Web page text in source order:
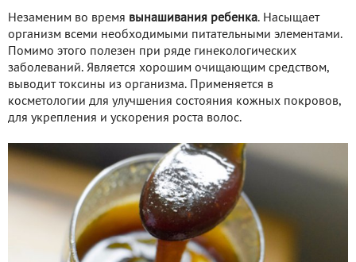
Незаменим во время вынашивания ребенка. Насыщает
организм всеми необходимыми питательными элементами.
Помимо этого полезен при ряде гинекологических
заболеваний. Является хорошим очищающим средством,
выводит токсины из организма. Применяется в
косметологии для улучшения состояния кожных покровов,
для укрепления и ускорения роста волос.